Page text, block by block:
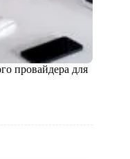
провайдера для